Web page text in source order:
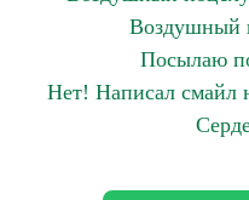
Воздушный
Посылаю
Нет! Написал смайл